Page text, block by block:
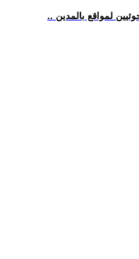
لمواقع بالمدين